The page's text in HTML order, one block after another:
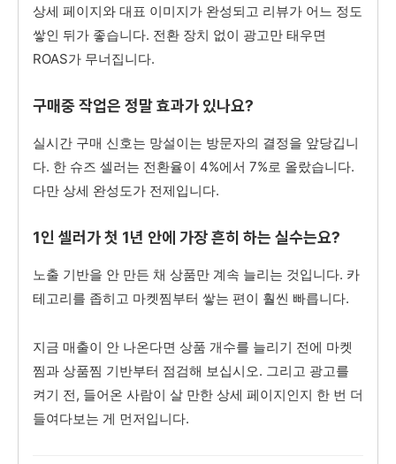
상세 페이지와 대표 이미지가 완성되고 리뷰가 어느 정도
쌓인 뒤가 좋습니다. 전환 장치 없이 광고만 태우면
ROAS가 무너집니다.
구매중 작업은 정말 효과가 있나요?
실시간 구매 신호는 망설이는 방문자의 결정을 앞당깁니
다. 한 슈즈 셀러는 전환율이 4%에서 7%로 올랐습니다.
다만 상세 완성도가 전제입니다.
1인 셀러가 첫 1년 안에 가장 흔히 하는 실수는요?
노출 기반을 안 만든 채 상품만 계속 늘리는 것입니다. 카
테고리를 좁히고 마켓찜부터 쌓는 편이 훨씬 빠릅니다.
지금 매출이 안 나온다면 상품 개수를 늘리기 전에 마켓
찜과 상품찜 기반부터 점검해 보십시오. 그리고 광고를
켜기 전, 들어온 사람이 살 만한 상세 페이지인지 한 번 더
들여다보는 게 먼저입니다.